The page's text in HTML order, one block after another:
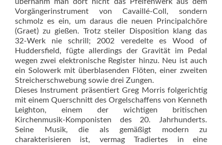
Vorgängerinstrument von Cavaillé-Coll, sondern
schmolz es ein, um daraus die neuen Principalchöre
(Graet) zu gießen. Trotz steiler Disposition klang das
32-Werk nie schrill; 2002 veredelte es Wood of
Huddersfield, fügte allerdings der Gravität im Pedal
wegen zwei elektronische Register hinzu. Neu ist auch
ein Solowerk mit überblasenden Flöten, einer zweiten
Streicherschwebung sowie drei Zungen.
Dieses Instrument präsentiert Greg Morris folgerichtig
mit einem Querschnitt des Orgelschaffens von Kenneth
Leighton, einem der wichtigen britischen
Kirchenmusik-Komponisten des 20. Jahrhunderts.
Seine Musik, die als gemäßigt modern zu
charakterisieren ist, vermag Tradiertes in eine